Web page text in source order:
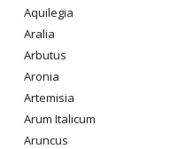
Aquilegia
Aralia
Arbutus
Aronia
Artemisia
Arum Italicum
Aruncus